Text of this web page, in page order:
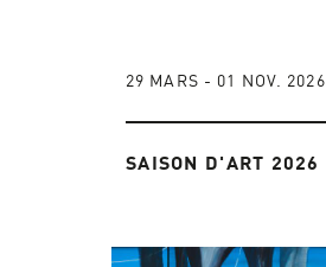
29 MARS - 01 NOV. 2026
SAISON D'ART 2026